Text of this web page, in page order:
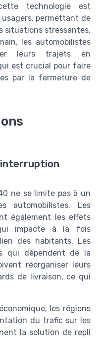
technologie est
permettant de
situations stressantes.
les automobilistes
leurs trajets en
est crucial pour faire
par la fermeture de
ne se limite pas à un
automobilistes. Les
également les effets
impacte à la fois
des habitants. Les
qui dépendent de la
réorganiser leurs
de livraison, ce qui
les régions
du trafic sur les
la solution de repli